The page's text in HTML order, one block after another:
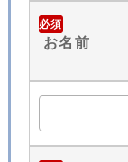
必須
お名前